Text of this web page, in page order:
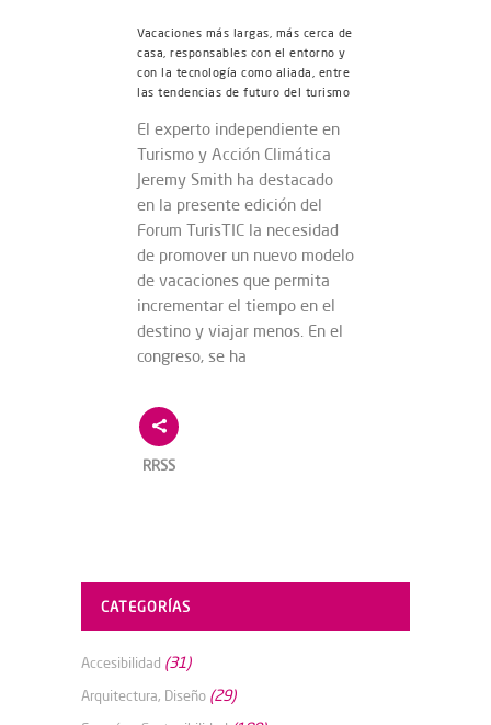
Vacaciones más largas, más cerca de
casa, responsables con el entorno y
con la tecnología como aliada, entre
las tendencias de futuro del turismo
El experto independiente en
Turismo y Acción Climática
Jeremy Smith ha destacado
en la presente edición del
Forum TurisTIC la necesidad
de promover un nuevo modelo
de vacaciones que permita
incrementar el tiempo en el
destino y viajar menos. En el
congreso, se ha
RRSS
CATEGORÍAS
Accesibilidad (31)
Arquitectura, Diseño (29)